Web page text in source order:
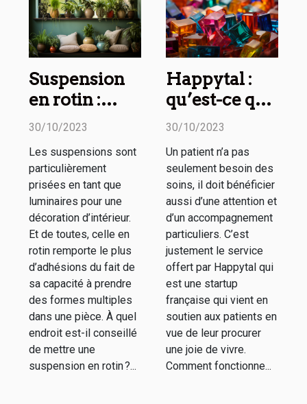
Suspension
en rotin :
comment
sa décoration
d’intérieur ?
30/10/2023
Les suspensions sont
particulièrement
prisées en tant que
luminaires pour une
décoration d’intérieur.
Et de toutes, celle en
rotin remporte le plus
d’adhésions du fait de
sa capacité à prendre
des formes multiples
dans une pièce. À quel
endroit est-il conseillé
de mettre une
suspension en rotin ?...
Happytal :
qu’est-ce que
c’est ?
30/10/2023
Un patient n’a pas
seulement besoin des
soins, il doit bénéficier
aussi d’une attention et
d’un accompagnement
particuliers. C’est
justement le service
offert par Happytal qui
est une startup
française qui vient en
soutien aux patients en
vue de leur procurer
une joie de vivre.
Comment fonctionne...